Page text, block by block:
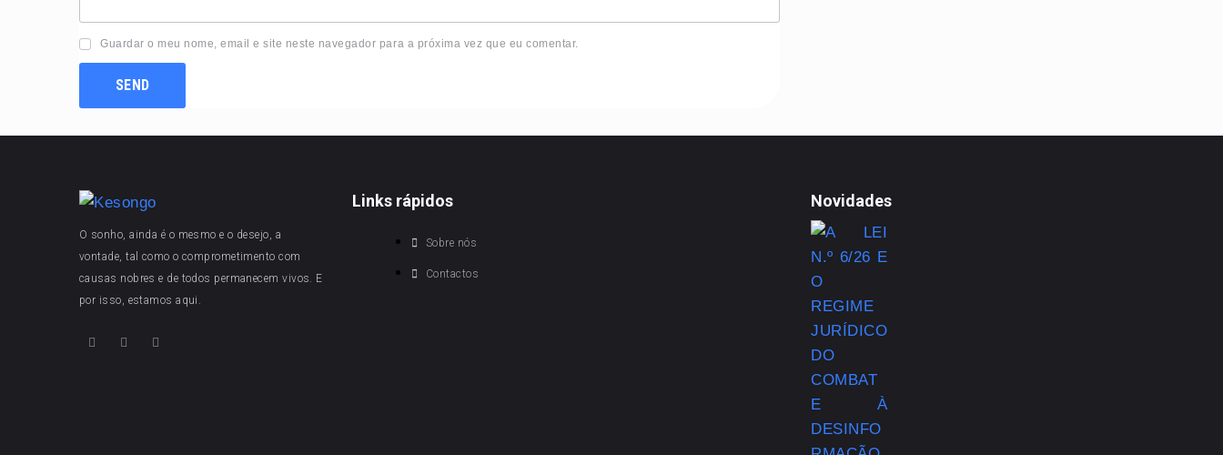
Guardar o meu nome, email e site neste navegador para a próxima vez que eu comentar.
O sonho, ainda é o mesmo e o desejo, a
vontade, tal como o comprometimento com
causas nobres e de todos permanecem vivos. E
por isso, estamos aqui.
Links rápidos
Sobre nós
Contactos
Novidades